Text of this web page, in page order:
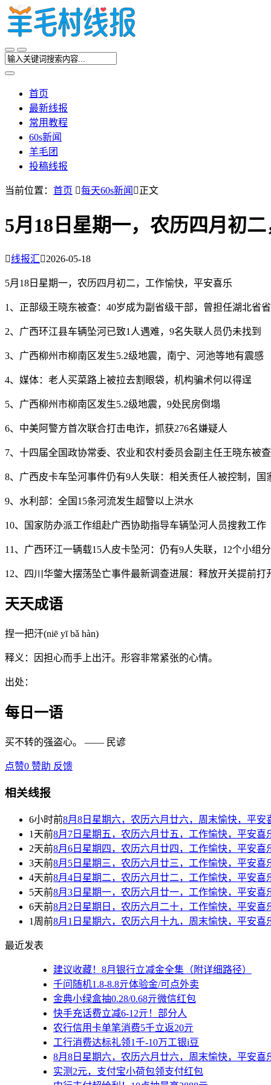
首页
最新线报
常用教程
60s新闻
羊毛团
投稿线报
当前位置： 首页 每天60s新闻 正文
5月18日星期一，农历四月初
线报汇2026-05-18
5月18日星期一，农历四月初二，工作愉快，平安喜乐
1、正部级王晓东被查：40岁成为副省级干部，曾担任湖北省
2、广西环江县车辆坠河已致1人遇难，9名失联人员仍未找到
3、广西柳州市柳南区发生5.2级地震，南宁、河池等地有震感
4、媒体：老人买菜路上被拉去割眼袋，机构骗术何以得逞
5、广西柳州市柳南区发生5.2级地震，9处民房倒塌
6、中美阿警方首次联合打击电诈，抓获276名嫌疑人
7、十四届全国政协常委、农业和农村委员会副主任王晓东被查
8、广西皮卡车坠河事件仍有9人失联：相关责任人被控制，国
9、水利部：全国15条河流发生超警以上洪水
10、国家防办派工作组赴广西协助指导车辆坠河人员搜救工作
11、广西环江一辆载15人皮卡坠河：仍有9人失联，12个小组
12、四川华蓥大摆荡坠亡事件最新调查进展：释放开关提前打
天天成语
捏一把汗(niē yī bǎ hàn)
释义：因担心而手上出汗。形容非常紧张的心情。
出处：
每日一语
买不转的强盗心。 —— 民谚
点赞0 赞助 反馈
相关线报
6小时前8月8日星期六，农历六月廿六，周末愉快，平安
1天前8月7日星期五，农历六月廿五，工作愉快，平安喜
2天前8月6日星期四，农历六月廿四，工作愉快，平安喜
3天前8月5日星期三，农历六月廿三，工作愉快，平安喜
4天前8月4日星期二，农历六月廿二，工作愉快，平安喜
5天前8月3日星期一，农历六月廿一，工作愉快，平安喜
6天前8月2日星期日，农历六月二十，工作愉快，平安喜
1周前8月1日星期六，农历六月十九，周末愉快，平安喜
最近发表
建议收藏！8月银行立减金全集（附详细路径）
千问随机1.8-8.8亓体验金/可点外卖
金典小绿盒抽0.28/0.68亓微信红包
快手充话费立减6-12亓！部分人
农行信用卡单笔消费5千立返20亓
工行消费达标礼领1千-10万工银i豆
8月8日星期六，农历六月廿六，周末愉快，平安喜
实测2元，支付宝小荷包领支付红包